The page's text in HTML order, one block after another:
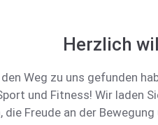
Herzlich
den Weg zu uns gefunden
und Fitness! Wir laden
Freude an der